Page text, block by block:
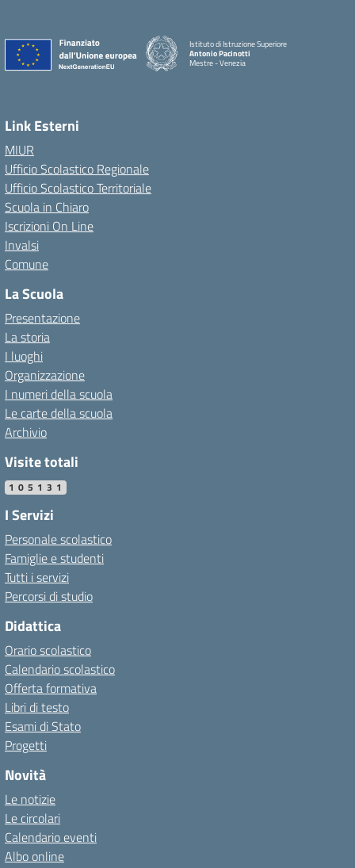
Istituto di Istruzione Superiore
Antonio Pacinotti
Mestre - Venezia
Link Esterni
MIUR
Ufficio Scolastico Regionale
Ufficio Scolastico Territoriale
Scuola in Chiaro
Iscrizioni On Line
Invalsi
Comune
La Scuola
Presentazione
La storia
I luoghi
Organizzazione
I numeri della scuola
Le carte della scuola
Archivio
Visite totali
105131
I Servizi
Personale scolastico
Famiglie e studenti
Tutti i servizi
Percorsi di studio
Didattica
Orario scolastico
Calendario scolastico
Offerta formativa
Libri di testo
Esami di Stato
Progetti
Novità
Le notizie
Le circolari
Calendario eventi
Albo online